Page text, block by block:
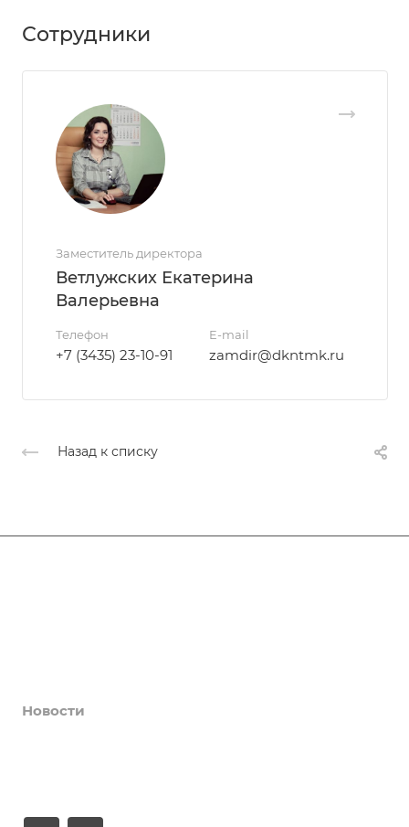
Сотрудники
Заместитель директора
Ветлужских Екатерина
Валерьевна
Телефон
+7 (3435) 23-10-91
E-mail
zamdir@dkntmk.ru
Назад к списку
Новости